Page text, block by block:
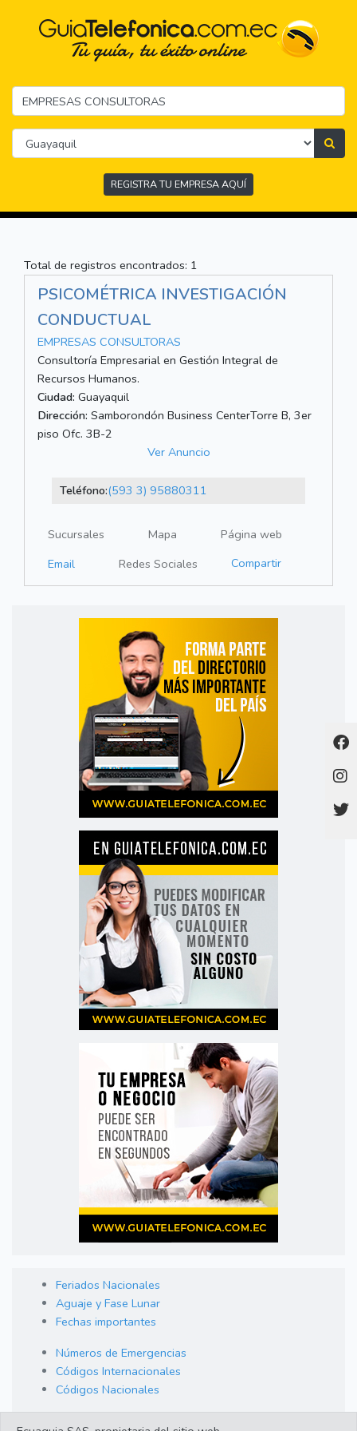
REGISTRA TU EMPRESA AQUÍ
Total de registros encontrados: 1
PSICOMÉTRICA INVESTIGACIÓN
CONDUCTUAL
EMPRESAS CONSULTORAS
Consultoría Empresarial en Gestión Integral de
Recursos Humanos.
Ciudad: Guayaquil
Dirección: Samborondón Business CenterTorre B, 3er
piso Ofc. 3B-2
Ver Anuncio
Teléfono:(593 3) 95880311
Sucursales Mapa
Página web
Email
Redes Sociales Compartir
Feriados Nacionales
Aguaje y Fase Lunar
Fechas importantes
Números de Emergencias
Códigos Internacionales
Códigos Nacionales